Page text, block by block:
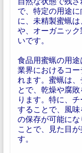
で、特定の用途
に、未精製蜜蝋
や、オーガニッ
いです。
食品用蜜蝋の用
業界におけるコ
れます。蜜蝋は
とで、乾燥や腐
ります。特に、
することで、風
の保存が可能に
ことで、見た目
す。